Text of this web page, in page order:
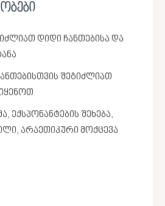
დიდი ჩანთებისა და
შეგიძლიათ
ექსპონანტების შეხება,
არაეთიკური მოქცევა